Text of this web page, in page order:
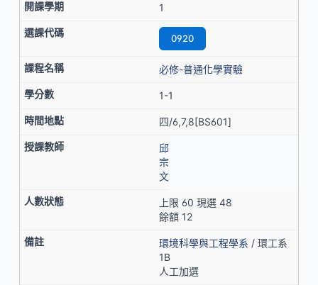
1
0920
必修-普通化學實驗
1-1
四/6,7,8[BS601]
邱
宗
文
上限 60 現選 48
餘額 12
環境科學與工程學系 / 環工系
1B
人工加選